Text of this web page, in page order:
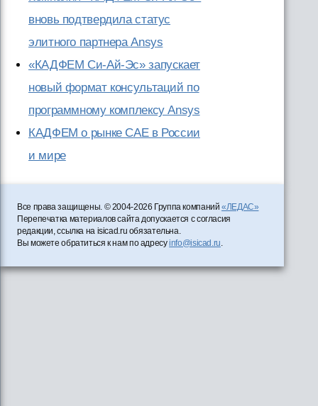
вновь подтвердила статус
элитного партнера Ansys
«КАДФЕМ Си-Ай-Эс» запускает
новый формат консультаций по
программному комплексу Ansys
КАДФЕМ о рынке CAE в России
и мире
Все права защищены. © 2004-2026 Группа компаний«ЛЕДАС»
Перепечатка материалов сайта допускается с согласия
редакции, ссылка на isicad.ru обязательна.
Вы можете обратиться к нам по адресуinfo@isicad.ru.